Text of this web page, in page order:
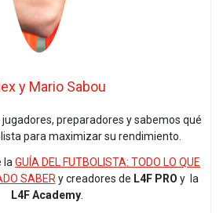
y Mario Sabou
preparadores y sabemos qué
para maximizar su rendimiento.
la GUÍA DEL FUTBOLISTA: TODO LO QUE
SABER y creadores de L4F PRO y la
L4F Academy